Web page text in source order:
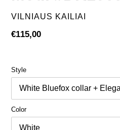
VENDOR
VILNIAUS KAILIAI
Regular
€115,00
Style
Color